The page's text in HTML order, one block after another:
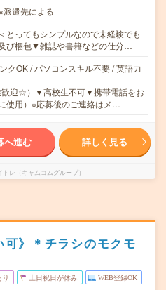
派遣先による
とってもシンプルなので未経験でも
び梱包▼雑誌や書籍などの仕分…
クOK / パソコンスキル不要 / 英語力
歓迎☆）▼高校生不可▼携帯電話をお
使用）※応募後のご連絡はメ…
へ進む 詳しく見る
レ（キャムコムグループ）
可》＊チラシのモクモ
土日祝日が休み WEB登録OK